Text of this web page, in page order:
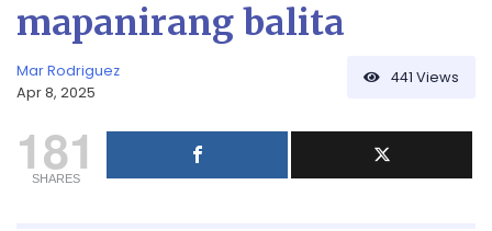
mapanirang balita
Mar Rodriguez
Apr 8, 2025
441 Views
181
SHARES